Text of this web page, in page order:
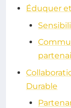
Éduquer
Durable